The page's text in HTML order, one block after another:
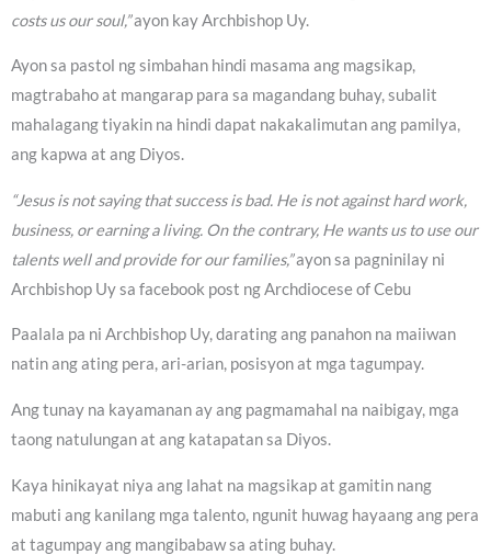
costs us our soul,”ayon kay Archbishop Uy.
Ayon sa pastol ng simbahan hindi masama ang magsikap,
magtrabaho at mangarap para sa magandang buhay, subalit
mahalagang tiyakin na hindi dapat nakakalimutan ang pamilya,
ang kapwa at ang Diyos.
“Jesus is not saying that success is bad. He is not against hard work,
business, or earning a living. On the contrary, He wants us to use our
talents well and provide for our families,”ayon sa pagninilay ni
Archbishop Uy sa facebook post ng Archdiocese of Cebu
Paalala pa ni Archbishop Uy, darating ang panahon na maiiwan
natin ang ating pera, ari-arian, posisyon at mga tagumpay.
Ang tunay na kayamanan ay ang pagmamahal na naibigay, mga
taong natulungan at ang katapatan sa Diyos.
Kaya hinikayat niya ang lahat na magsikap at gamitin nang
mabuti ang kanilang mga talento, ngunit huwag hayaang ang pera
at tagumpay ang mangibabaw sa ating buhay.